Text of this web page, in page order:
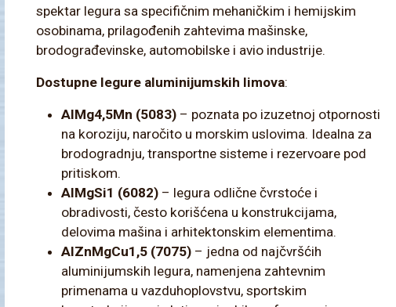
spektar legura sa specifičnim mehaničkim i hemijskim
osobinama, prilagođenih zahtevima mašinske,
brodograđevinske, automobilske i avio industrije.
Dostupne legure aluminijumskih limova:
AlMg4,5Mn (5083) – poznata po izuzetnoj otpornosti
na koroziju, naročito u morskim uslovima. Idealna za
brodogradnju, transportne sisteme i rezervoare pod
pritiskom.
AlMgSi1 (6082) – legura odlične čvrstoće i
obradivosti, često korišćena u konstrukcijama,
delovima mašina i arhitektonskim elementima.
AlZnMgCu1,5 (7075) – jedna od najčvršćih
aluminijumskih legura, namenjena zahtevnim
primenama u vazduhoplovstvu, sportskim